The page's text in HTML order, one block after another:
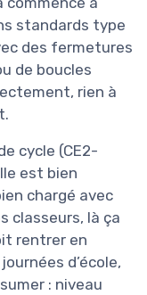
standards type
des fermetures
de boucles
rien à
cycle (CE2-
est bien
chargé avec
classeurs, là ça
rentrer en
d’école,
: niveau